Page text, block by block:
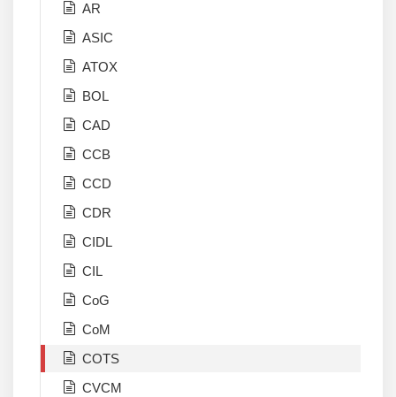
AR
ASIC
ATOX
BOL
CAD
CCB
CCD
CDR
CIDL
CIL
CoG
CoM
COTS
CVCM